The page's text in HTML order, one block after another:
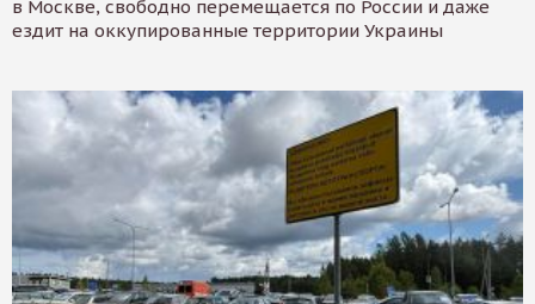
в Москве, свободно перемещается по России и даже
ездит на оккупированные территории Украины